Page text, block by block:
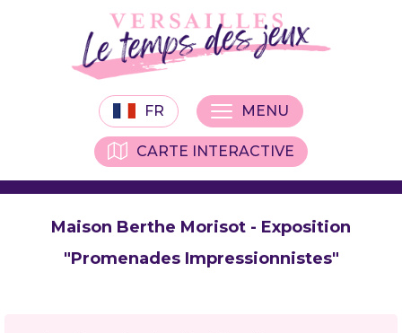
FR
CARTE INTERACTIVE
MENU
Maison Berthe Morisot - Exposition
"Promenades Impressionnistes"